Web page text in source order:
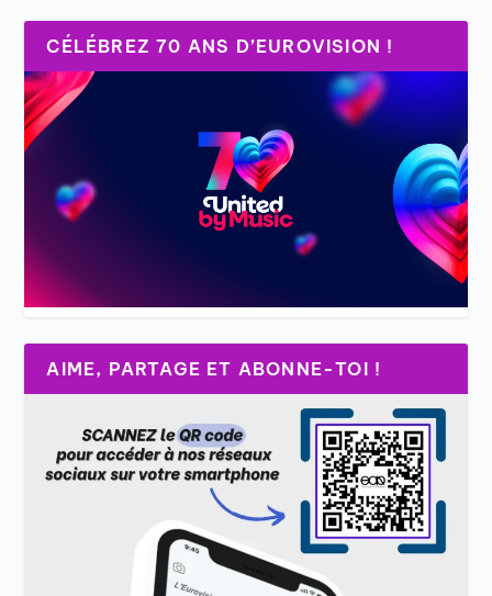
CÉLÉBREZ 70 ANS D’EUROVISION !
AIME, PARTAGE ET ABONNE-TOI !